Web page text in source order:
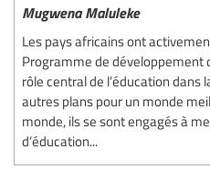
Mugwena Maluleke
Les pays africains ont
Programme de développement
rôle central de l’éducation
autres plans pour un monde
monde, ils se sont engagés à
d’éducation...